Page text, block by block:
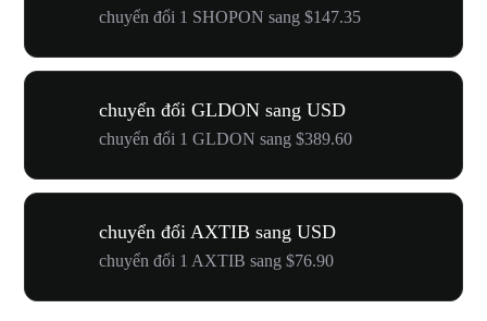
chuyển đổi 1 SHOPON sang $147.35
chuyển đổi GLDON sang USD
chuyển đổi 1 GLDON sang $389.60
chuyển đổi AXTIB sang USD
chuyển đổi 1 AXTIB sang $76.90